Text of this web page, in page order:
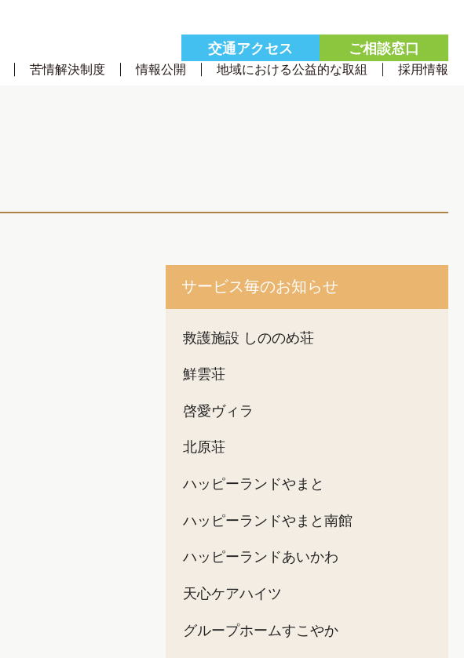
苦情解決制度 情報公開 地域における公益的な取組 採用情報
交通アクセス ご相談窓口
サービス毎のお知らせ
救護施設 しののめ荘
鮮雲荘
啓愛ヴィラ
北原荘
ハッピーランドやまと
ハッピーランドやまと南館
ハッピーランドあいかわ
天心ケアハイツ
グループホームすこやか